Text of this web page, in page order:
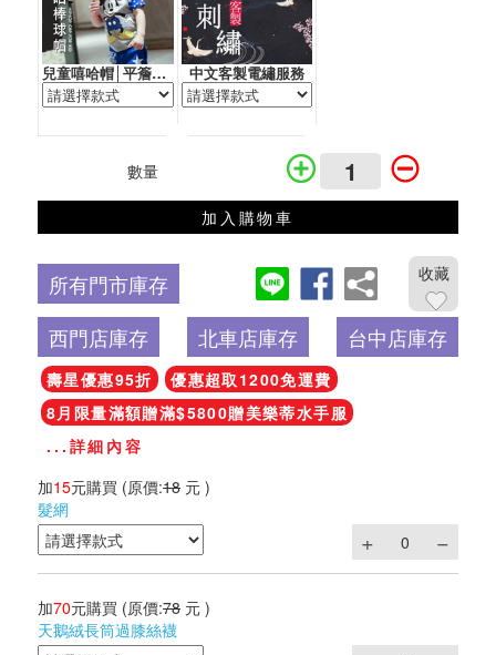
兒童嘻哈帽│平簷帽│鴨舌帽 中文客製電繡服務
數量
加入購物車
所有門市庫存 收藏
西門店庫存 北車店庫存 台中店庫存
壽星優惠95折
優惠超取1200免運費
8月限量滿額贈滿$5800贈美樂蒂水手服
...詳細內容
加15元購買 (原價:18 元 )
髮網
加70元購買 (原價:78 元 )
天鵝絨長筒過膝絲襪